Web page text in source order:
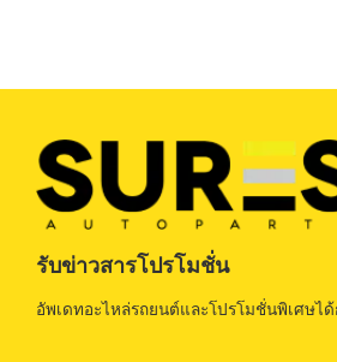
รับข่าวสารโปรโมชั่น
อัพเดทอะไหล่รถยนต์และโปรโมชั่นพิเศษไ